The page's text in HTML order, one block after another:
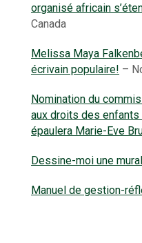
organisé africain
Canada
Melissa Maya
écrivain populaire! –
Nomination du
aux droits des
épaulera Marie-Eve
Dessine-moi une
Manuel de gestion-